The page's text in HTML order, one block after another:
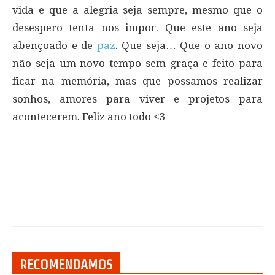
vida e que a alegria seja sempre, mesmo que o
desespero tenta nos impor. Que este ano seja
abençoado e de paz. Que seja… Que o ano novo
não seja um novo tempo sem graça e feito para
ficar na memória, mas que possamos realizar
sonhos, amores para viver e projetos para
acontecerem. Feliz ano todo <3
RECOMENDAMOS